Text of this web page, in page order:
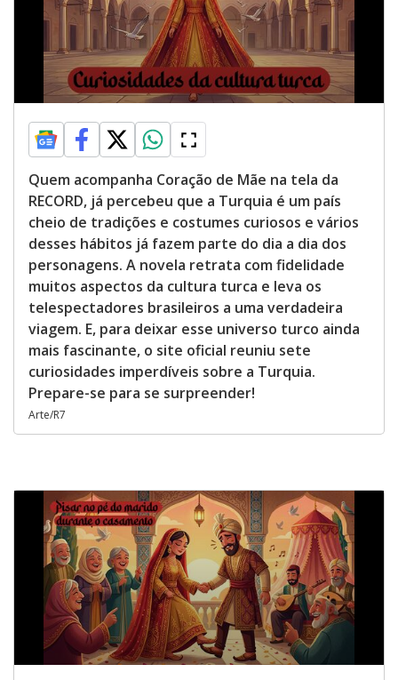
Quem acompanha Coração de Mãe na tela da
RECORD, já percebeu que a Turquia é um país
cheio de tradições e costumes curiosos e vários
desses hábitos já fazem parte do dia a dia dos
personagens. A novela retrata com fidelidade
muitos aspectos da cultura turca e leva os
telespectadores brasileiros a uma verdadeira
viagem. E, para deixar esse universo turco ainda
mais fascinante, o site oficial reuniu sete
curiosidades imperdíveis sobre a Turquia.
Prepare-se para se surpreender!
Arte/R7